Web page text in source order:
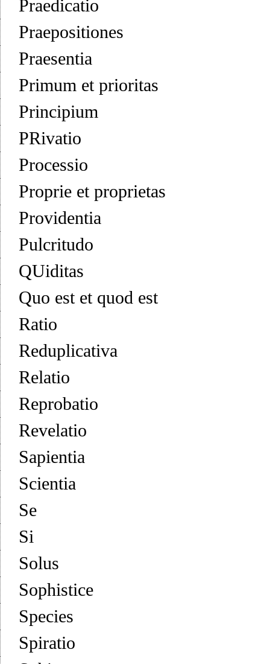
Praedicatio
Praepositiones
Praesentia
Primum et prioritas
Principium
PRivatio
Processio
Proprie et proprietas
Providentia
Pulcritudo
QUiditas
Quo est et quod est
Ratio
Reduplicativa
Relatio
Reprobatio
Revelatio
Sapientia
Scientia
Se
Si
Solus
Sophistice
Species
Spiratio